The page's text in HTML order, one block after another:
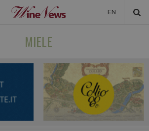
EN
NON SOLO VINO
NEWSLETTER
LA CANTINA DI WINENEWS
MIELE